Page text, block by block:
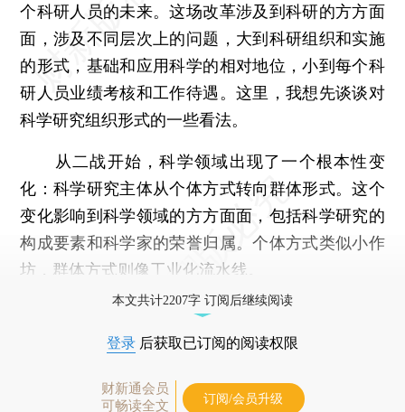
个科研人员的未来。这场改革涉及到科研的方方面
面，涉及不同层次上的问题，大到科研组织和实施
的形式，基础和应用科学的相对地位，小到每个科
研人员业绩考核和工作待遇。这里，我想先谈谈对
科学研究组织形式的一些看法。
从二战开始，科学领域出现了一个根本性变
化：科学研究主体从个体方式转向群体形式。这个
变化影响到科学领域的方方面面，包括科学研究的
构成要素和科学家的荣誉归属。个体方式类似小作
坊，群体方式则像工业化流水线。
本文共计2207字 订阅后继续阅读
登录 后获取已订阅的阅读权限
财新通会员
可畅读全文
订阅/会员升级